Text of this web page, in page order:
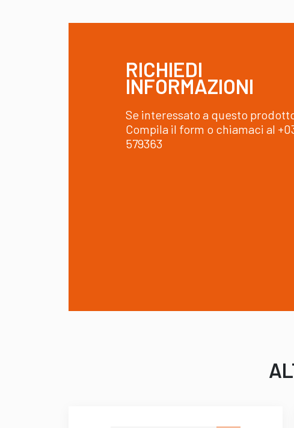
RICHIEDI
INFORMAZIONI
Se interessato a questo
Compila il form o chiamaci al
579363